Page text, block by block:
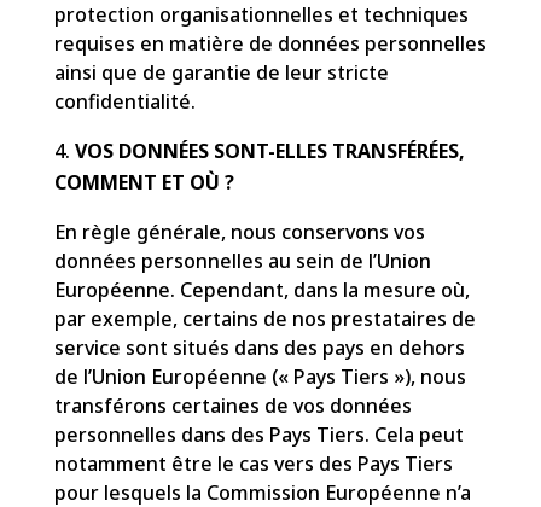
protection organisationnelles et techniques
requises en matière de données personnelles
ainsi que de garantie de leur stricte
confidentialité.
VOS DONNÉES SONT-ELLES TRANSFÉRÉES,
COMMENT ET OÙ ?
En règle générale, nous conservons vos
données personnelles au sein de l’Union
Européenne. Cependant, dans la mesure où,
par exemple, certains de nos prestataires de
service sont situés dans des pays en dehors
de l’Union Européenne (« Pays Tiers »), nous
transférons certaines de vos données
personnelles dans des Pays Tiers. Cela peut
notamment être le cas vers des Pays Tiers
pour lesquels la Commission Européenne n’a